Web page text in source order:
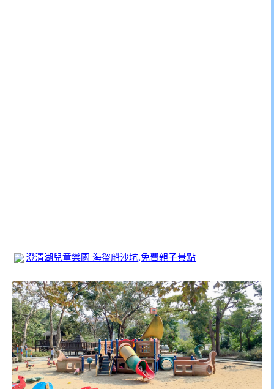
澄清湖兒童樂園 海盜船沙坑,免費親子景點